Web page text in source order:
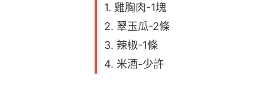
1. 雞胸肉-1塊
2. 翠玉瓜-2條
3. 辣椒-1條
4. 米酒-少許